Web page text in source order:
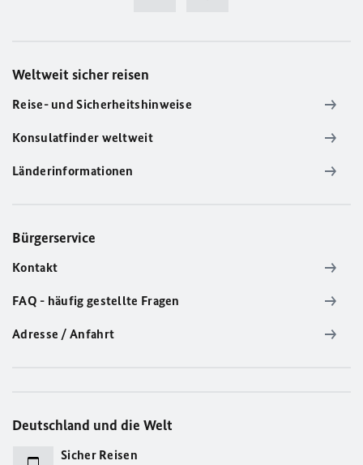
Weltweit sicher reisen
Reise- und Sicherheitshinweise
Konsulatfinder weltweit
Länderinformationen
Bürgerservice
Kontakt
FAQ - häufig gestellte Fragen
Adresse / Anfahrt
Deutschland und die Welt
Sicher Reisen